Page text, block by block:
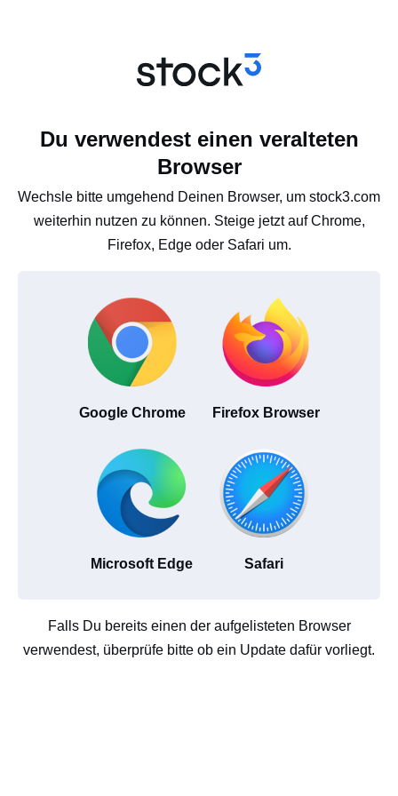
Du verwendest einen veralteten
Browser
Wechsle bitte umgehend Deinen Browser, um stock3.com
weiterhin nutzen zu können. Steige jetzt auf Chrome,
Firefox, Edge oder Safari um.
Google Chrome Firefox Browser
Microsoft Edge Safari
Falls Du bereits einen der aufgelisteten Browser
verwendest, überprüfe bitte ob ein Update dafür vorliegt.